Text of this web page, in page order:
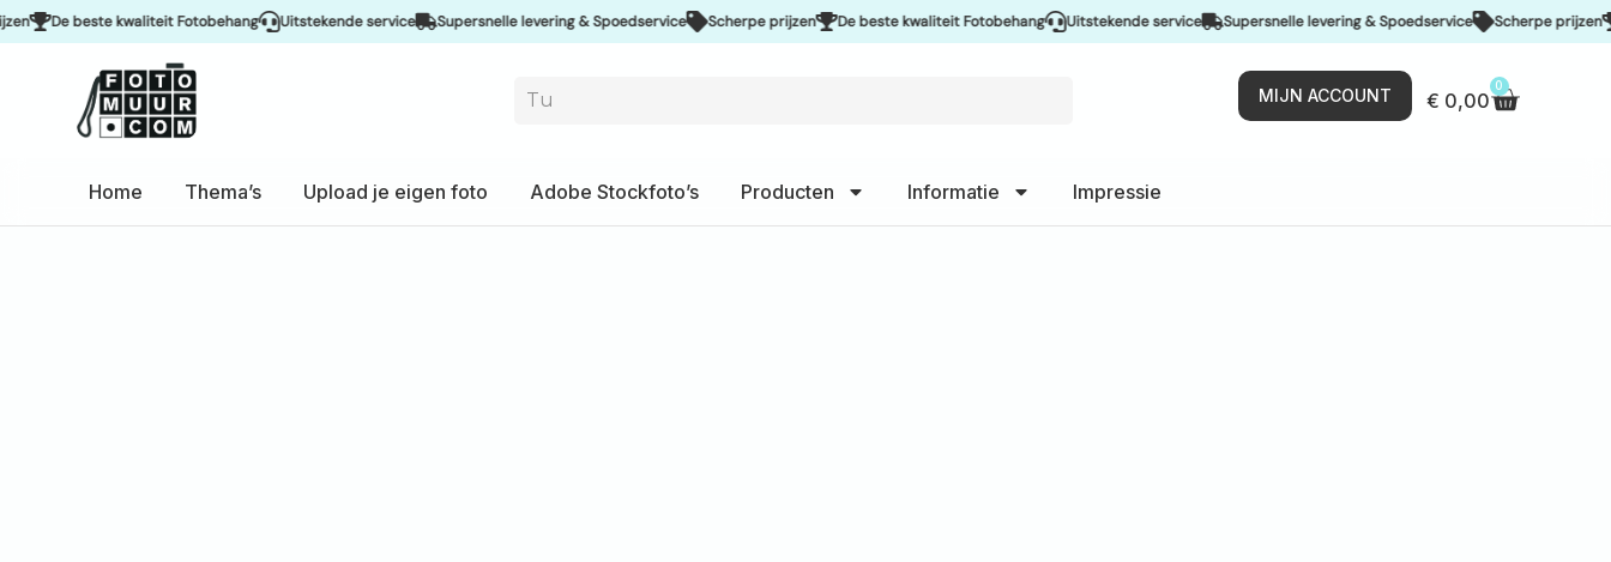
beste kwaliteit Fotobehang Uitstekende service Supersnelle levering & Spoedservice Scherpe prijzen De beste kwaliteit Fotobehang Uitstekende service Supersnelle levering & Spoedservice Scherpe prijzen De
MIJN ACCOUNT € 0,00
0
Home Thema’s Upload je eigen foto Adobe Stockfoto’s Producten Informatie Impressie